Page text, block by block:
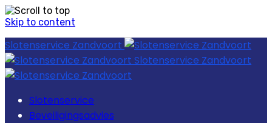
Skip to content
Slotenservice Zandvoort
Slotenservice Zandvoort
Slotenservice
Beveiligingsadvies